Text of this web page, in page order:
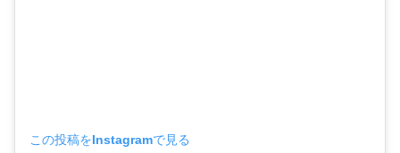
この投稿をInstagramで見る